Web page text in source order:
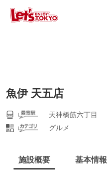
魚伊 天五店
天神橋筋六丁目
グルメ
施設概要 基本情報